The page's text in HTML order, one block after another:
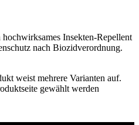
Insekten-Repellent
nach Biozidverordnung.
weist mehrere Varianten auf.
gewählt werden